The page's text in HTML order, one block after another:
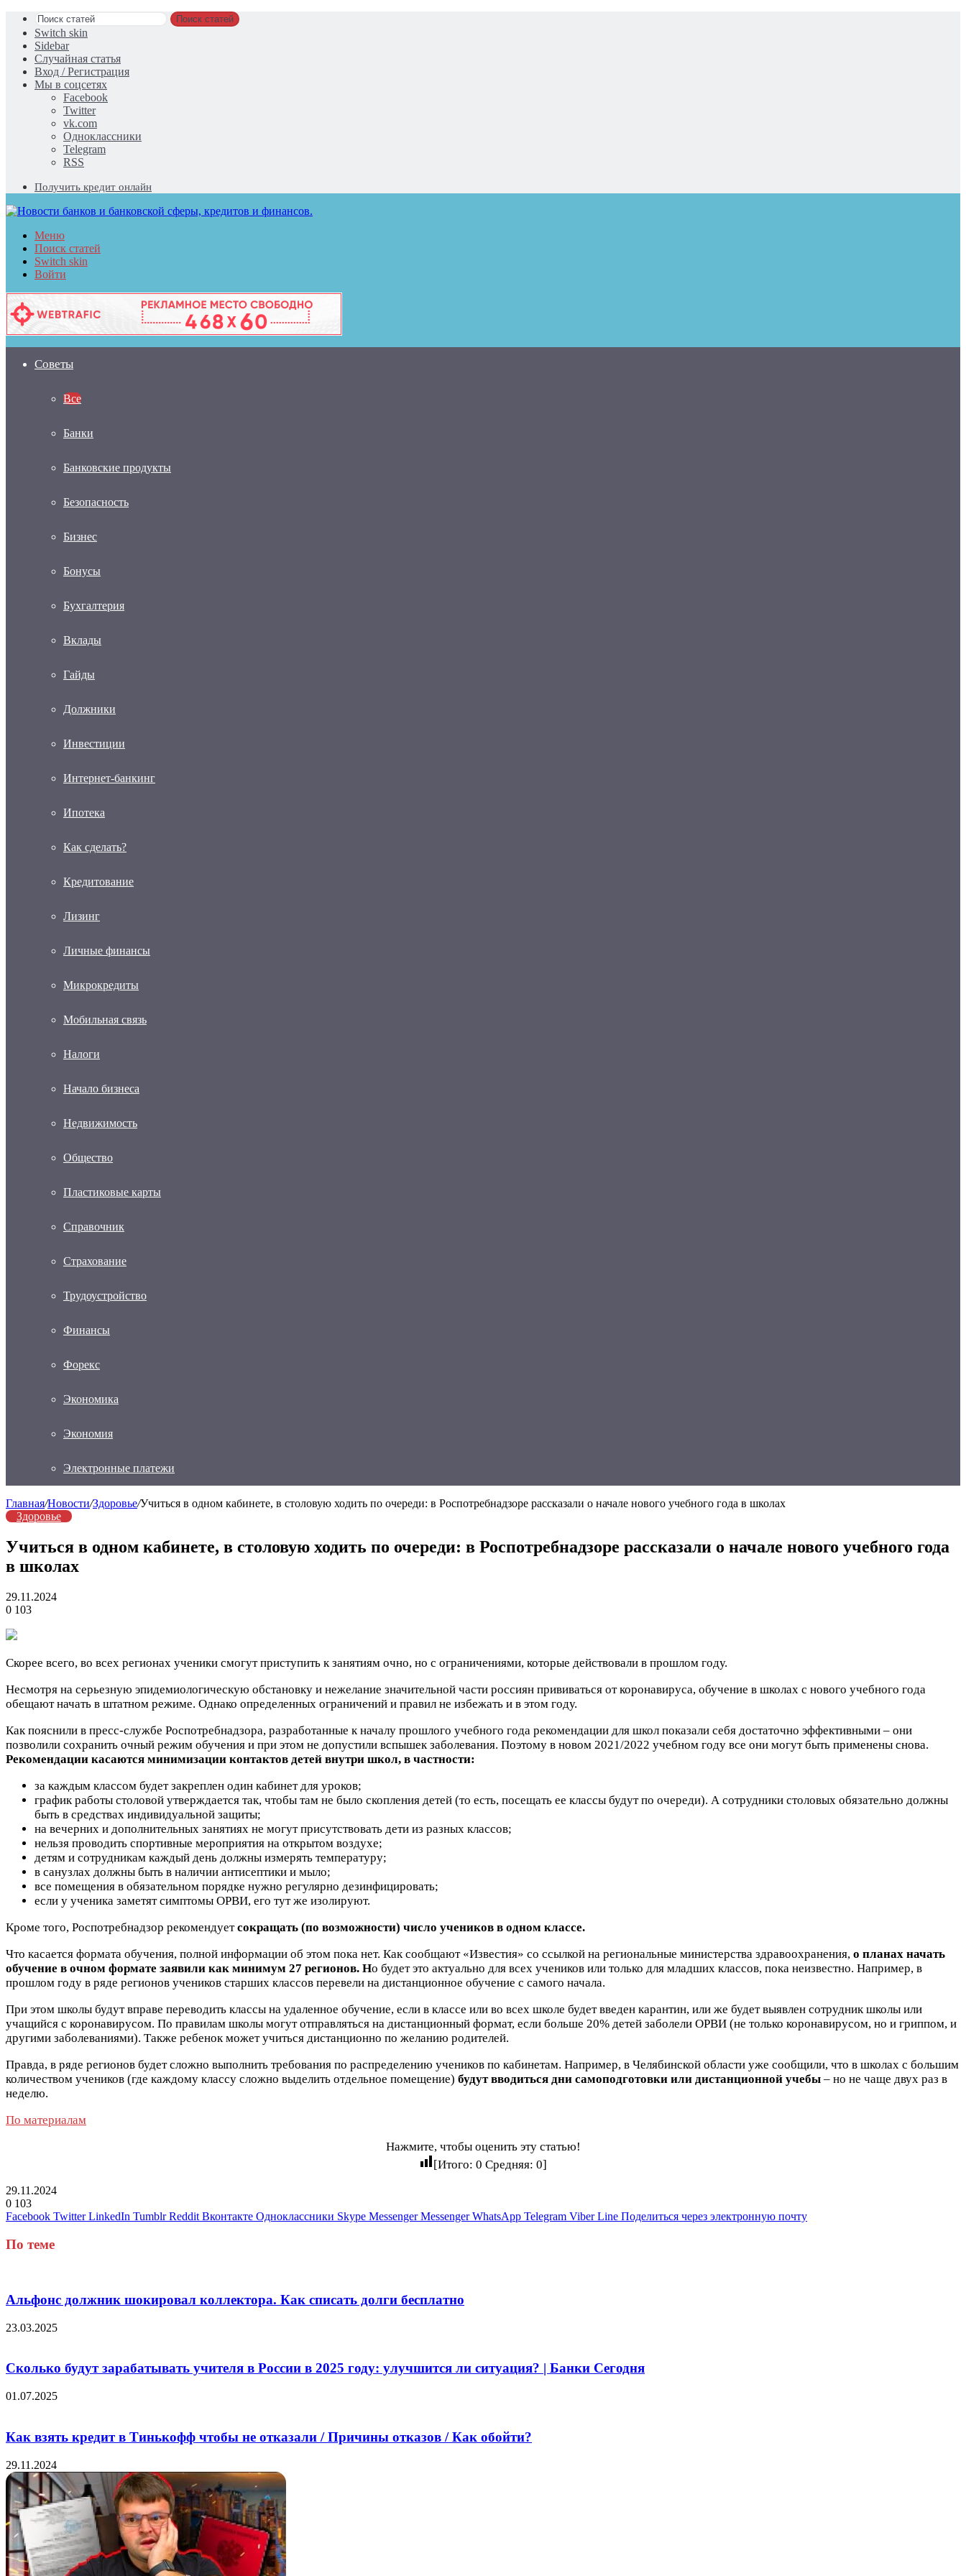
Поиск статей
Switch skin
Sidebar
Случайная статья
Вход / Регистрация
Мы в соцсетях
Facebook
Twitter
vk.com
Одноклассники
Telegram
RSS
Получить кредит онлайн
Меню
Поиск статей
Switch skin
Войти
Советы
Все
Банки
Банковские продукты
Безопасность
Бизнес
Бонусы
Бухгалтерия
Вклады
Гайды
Должники
Инвестиции
Интернет-банкинг
Ипотека
Как сделать?
Кредитование
Лизинг
Личные финансы
Микрокредиты
Мобильная связь
Налоги
Начало бизнеса
Недвижимость
Общество
Пластиковые карты
Справочник
Страхование
Трудоустройство
Финансы
Форекс
Экономика
Экономия
Электронные платежи
Главная/Новости/Здоровье/Учиться в одном кабинете, в столовую ходить по очереди: в Роспотребнадзоре рассказали о начале нового учебного года в школах
Здоровье
Учиться в одном кабинете, в столовую ходить по очереди: в Роспотребнадзоре рассказали о начале нового учебного года
в школах
29.11.2024
0 103
Скорее всего, во всех регионах ученики смогут приступить к занятиям очно, но с ограничениями, которые действовали в прошлом году.
Несмотря на серьезную эпидемиологическую обстановку и нежелание значительной части россиян прививаться от коронавируса, обучение в школах с нового учебного года
обещают начать в штатном режиме. Однако определенных ограничений и правил не избежать и в этом году.
Как пояснили в пресс-службе Роспотребнадзора, разработанные к началу прошлого учебного года рекомендации для школ показали себя достаточно эффективными – они
позволили сохранить очный режим обучения и при этом не допустили вспышек заболевания. Поэтому в новом 2021/2022 учебном году все они могут быть применены снова.
Рекомендации касаются минимизации контактов детей внутри школ, в частности:
за каждым классом будет закреплен один кабинет для уроков;
график работы столовой утверждается так, чтобы там не было скопления детей (то есть, посещать ее классы будут по очереди). А сотрудники столовых обязательно должны
быть в средствах индивидуальной защиты;
на вечерних и дополнительных занятиях не могут присутствовать дети из разных классов;
нельзя проводить спортивные мероприятия на открытом воздухе;
детям и сотрудникам каждый день должны измерять температуру;
в санузлах должны быть в наличии антисептики и мыло;
все помещения в обязательном порядке нужно регулярно дезинфицировать;
если у ученика заметят симптомы ОРВИ, его тут же изолируют.
Кроме того, Роспотребнадзор рекомендуетсокращать (по возможности) число учеников в одном классе.
Что касается формата обучения, полной информации об этом пока нет. Как сообщают «Известия» со ссылкой на региональные министерства здравоохранения, о планах начать
обучение в очном формате заявили как минимум 27 регионов. Но будет это актуально для всех учеников или только для младших классов, пока неизвестно. Например, в
прошлом году в ряде регионов учеников старших классов перевели на дистанционное обучение с самого начала.
При этом школы будут вправе переводить классы на удаленное обучение, если в классе или во всех школе будет введен карантин, или же будет выявлен сотрудник школы или
учащийся с коронавирусом. По правилам школы могут отправляться на дистанционный формат, если больше 20% детей заболели ОРВИ (не только коронавирусом, но и гриппом, и
другими заболеваниями). Также ребенок может учиться дистанционно по желанию родителей.
Правда, в ряде регионов будет сложно выполнить требования по распределению учеников по кабинетам. Например, в Челябинской области уже сообщили, что в школах с большим
количеством учеников (где каждому классу сложно выделить отдельное помещение) будут вводиться дни самоподготовки или дистанционной учебы – но не чаще двух раз в
неделю.
По материалам
Нажмите, чтобы оценить эту статью!
[Итого: 0 Средняя: 0]
29.11.2024
0 103
Facebook Twitter LinkedIn Tumblr Reddit Вконтакте Одноклассники Skype Messenger Messenger WhatsApp Telegram Viber Line Поделиться через электронную почту
По теме
Альфонс должник шокировал коллектора. Как списать долги бесплатно
23.03.2025
Сколько будут зарабатывать учителя в России в 2025 году: улучшится ли ситуация? | Банки Сегодня
01.07.2025
Как взять кредит в Тинькофф чтобы не отказали / Причины отказов / Как обойти?
29.11.2024